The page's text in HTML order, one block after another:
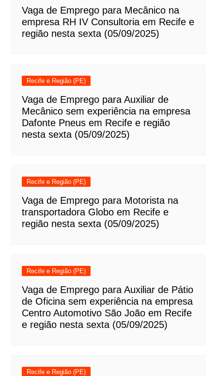
Vaga de Emprego para Mecânico na
empresa RH IV Consultoria em Recife e
região nesta sexta (05/09/2025)
Recife e Região (PE)
Vaga de Emprego para Auxiliar de
Mecânico sem experiência na empresa
Dafonte Pneus em Recife e região
nesta sexta (05/09/2025)
Recife e Região (PE)
Vaga de Emprego para Motorista na
transportadora Globo em Recife e
região nesta sexta (05/09/2025)
Recife e Região (PE)
Vaga de Emprego para Auxiliar de Pátio
de Oficina sem experiência na empresa
Centro Automotivo São João em Recife
e região nesta sexta (05/09/2025)
Recife e Região (PE)